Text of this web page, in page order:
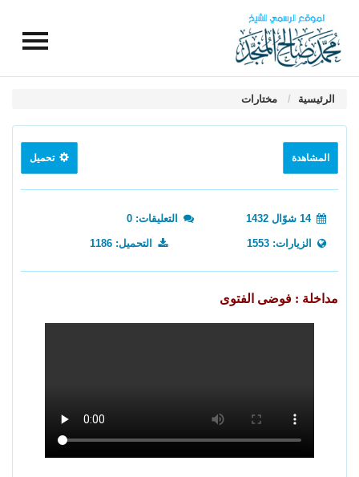
الرئيسية مختارات
المشاهدة تحميل
14 شوّال 1432 التعليقات: 0
الزيارات: 1553 التحميل: 1186
مداخلة : فوضى الفتوى